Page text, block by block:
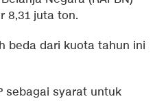
8,31 juta ton.
beda dari kuota tahun ini
sebagai syarat untuk